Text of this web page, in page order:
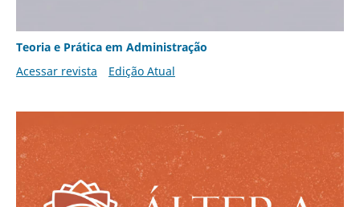
Teoria e Prática em Administração
Acessar revista
Edição Atual